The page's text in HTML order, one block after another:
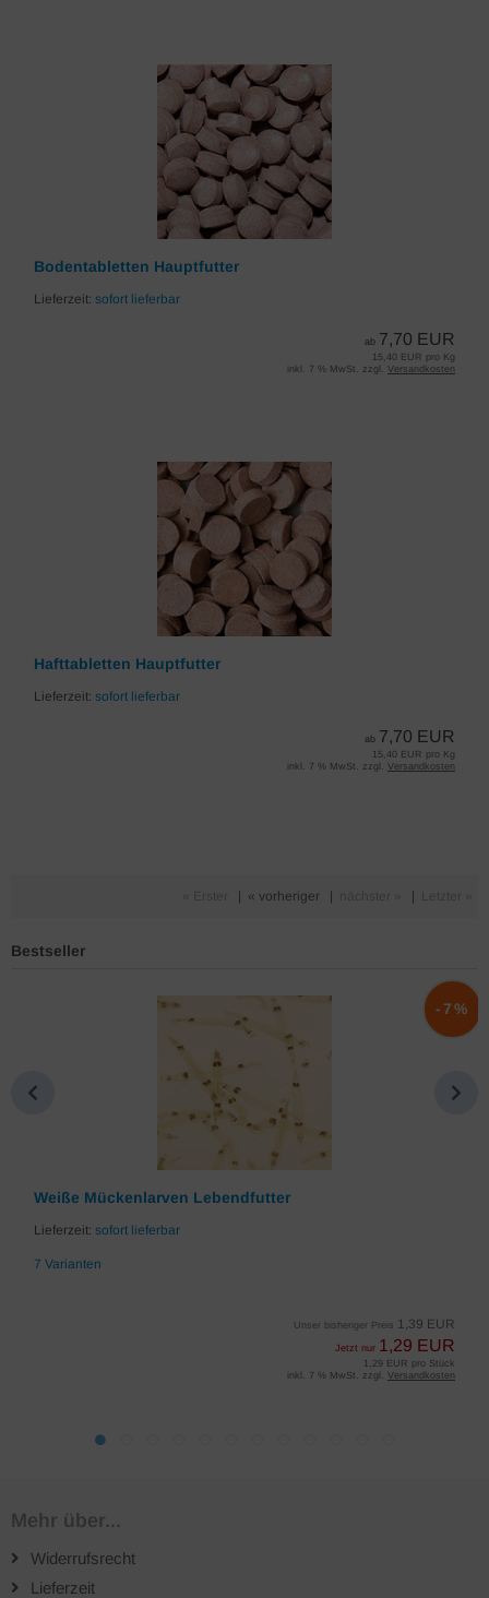
Bodentabletten Hauptfutter
Lieferzeit: sofort lieferbar
ab 7,70 EUR
15,40 EUR pro Kg
inkl. 7 % MwSt. zzgl. Versandkosten
Hafttabletten Hauptfutter
Lieferzeit: sofort lieferbar
ab 7,70 EUR
15,40 EUR pro Kg
inkl. 7 % MwSt. zzgl. Versandkosten
« vorheriger
Bestseller
Weiße Mückenlarven Lebendfutter
Lieferzeit: sofort lieferbar
7 Varianten
Unser bisheriger Preis 1,39 EUR
Jetzt nur 1,29 EUR
-7%
1,29 EUR pro Stück
inkl. 7 % MwSt. zzgl. Versandkosten
Mehr über...
Widerrufsrecht
Lieferzeit